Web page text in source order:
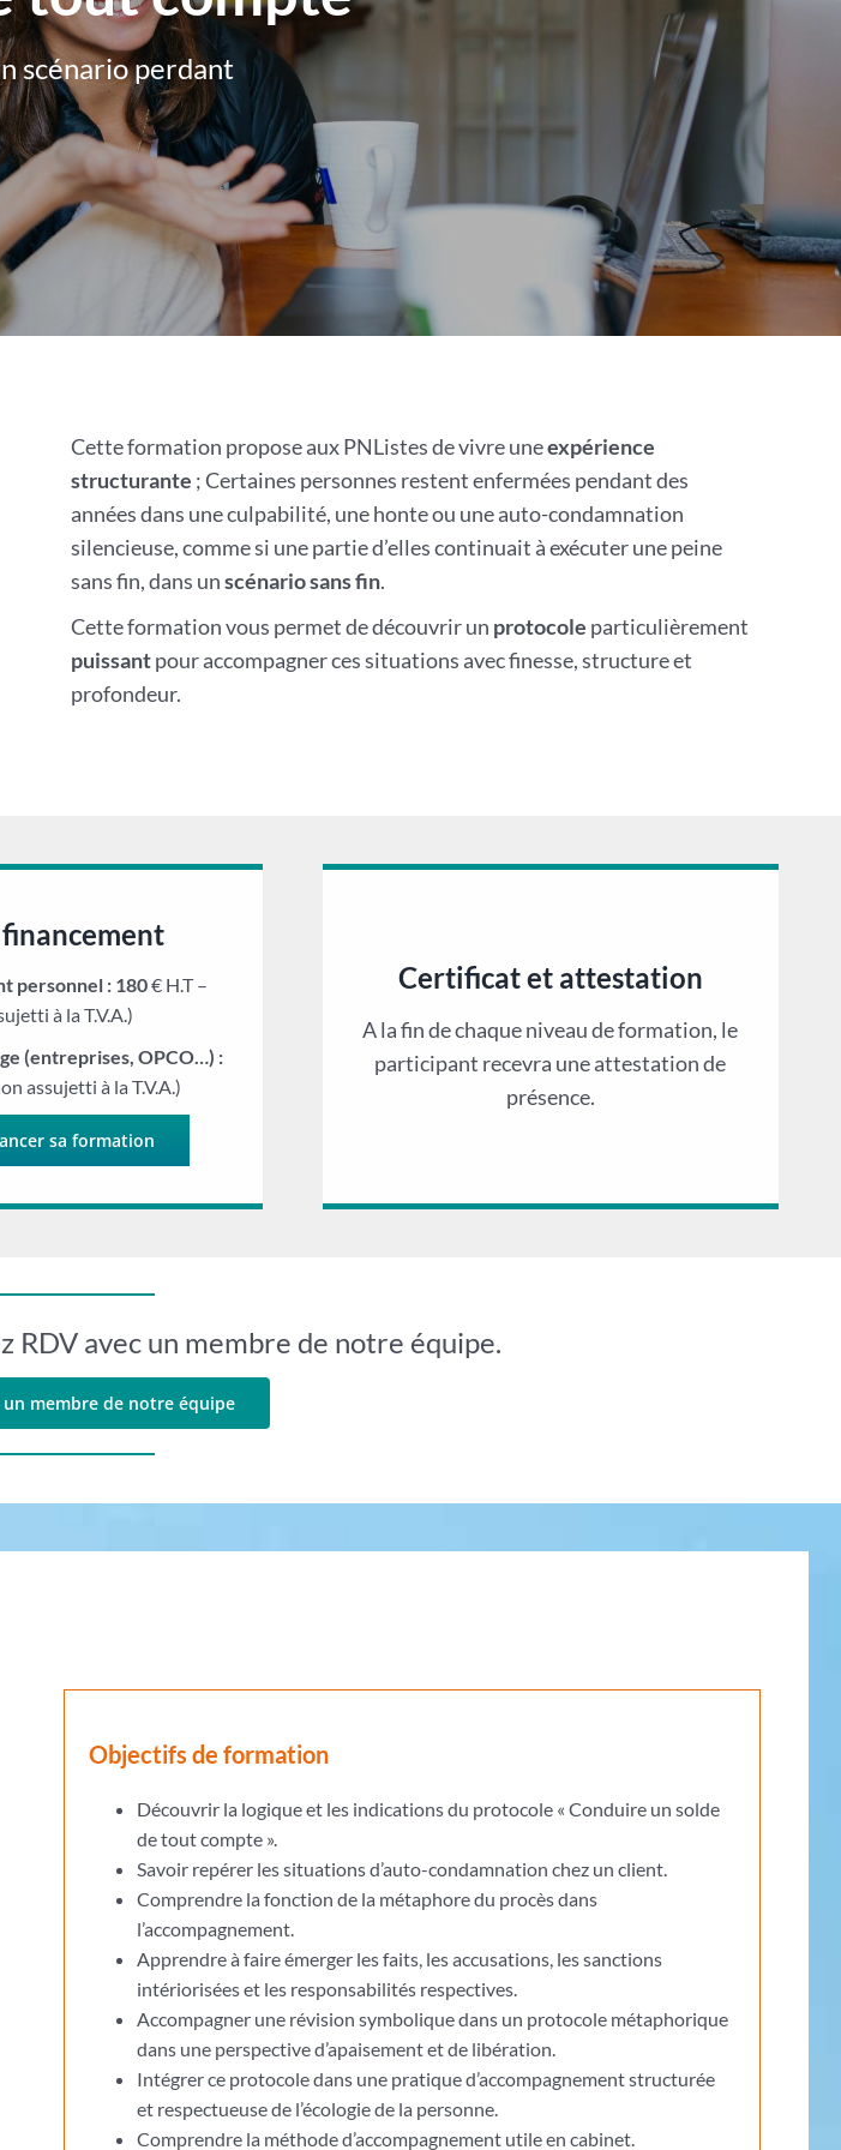
scénario perdant
Cette formation propose aux PNListes de vivre uneexpérience
structurante ; Certaines personnes restent enfermées pendant des
années dans une culpabilité, une honte ou une auto-condamnation
silencieuse, comme si une partie d’elles continuait à exécuter une peine
sans fin, dans unscénario sans fin.
Cette formation vous permet de découvrir un protocole particulièrement
puissantpour accompagner ces situations avec finesse, structure et
profondeur.
personnel : 180€ H.T –
à la T.V.A.)
(entreprises, OPCO…) :
assujetti à la T.V.A.)
sa formation
Certificat et attestation
A la fin de chaque niveau de formation, le
participant recevra une attestation de
présence.
RDV avec un membre de notre équipe.
un membre de notre équipe
Objectifs de formation
Découvrir la logique et les indications du protocole « Conduire un solde
de tout compte ».
Savoir repérer les situations d’auto-condamnation chez un client.
Comprendre la fonction de la métaphore du procès dans
l’accompagnement.
Apprendre à faire émerger les faits, les accusations, les sanctions
intériorisées et les responsabilités respectives.
Accompagner une révision symbolique dans un protocole métaphorique
dans une perspective d’apaisement et de libération.
Intégrer ce protocole dans une pratique d’accompagnement structurée
et respectueuse de l’écologie de la personne.
Comprendre la méthode d’accompagnement utile en cabinet.